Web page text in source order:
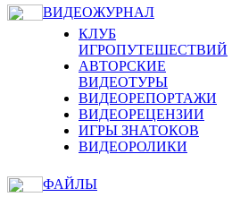
ВИДЕОЖУРНАЛ
КЛУБ
ИГРОПУТЕШЕСТВИЙ
АВТОРСКИЕ
ВИДЕОТУРЫ
ВИДЕОРЕПОРТАЖИ
ВИДЕОРЕЦЕНЗИИ
ИГРЫ ЗНАТОКОВ
ВИДЕОРОЛИКИ
ФАЙЛЫ